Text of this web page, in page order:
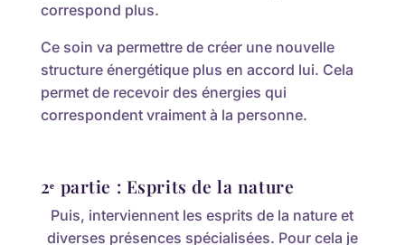
correspond plus.
Ce soin va permettre de créer une nouvelle
structure énergétique plus en accord lui. Cela
permet de recevoir des énergies qui
correspondent vraiment à la personne.
2ᵉ partie : Esprits de la nature
Puis, interviennent les esprits de la nature et
diverses présences spécialisées. Pour cela je